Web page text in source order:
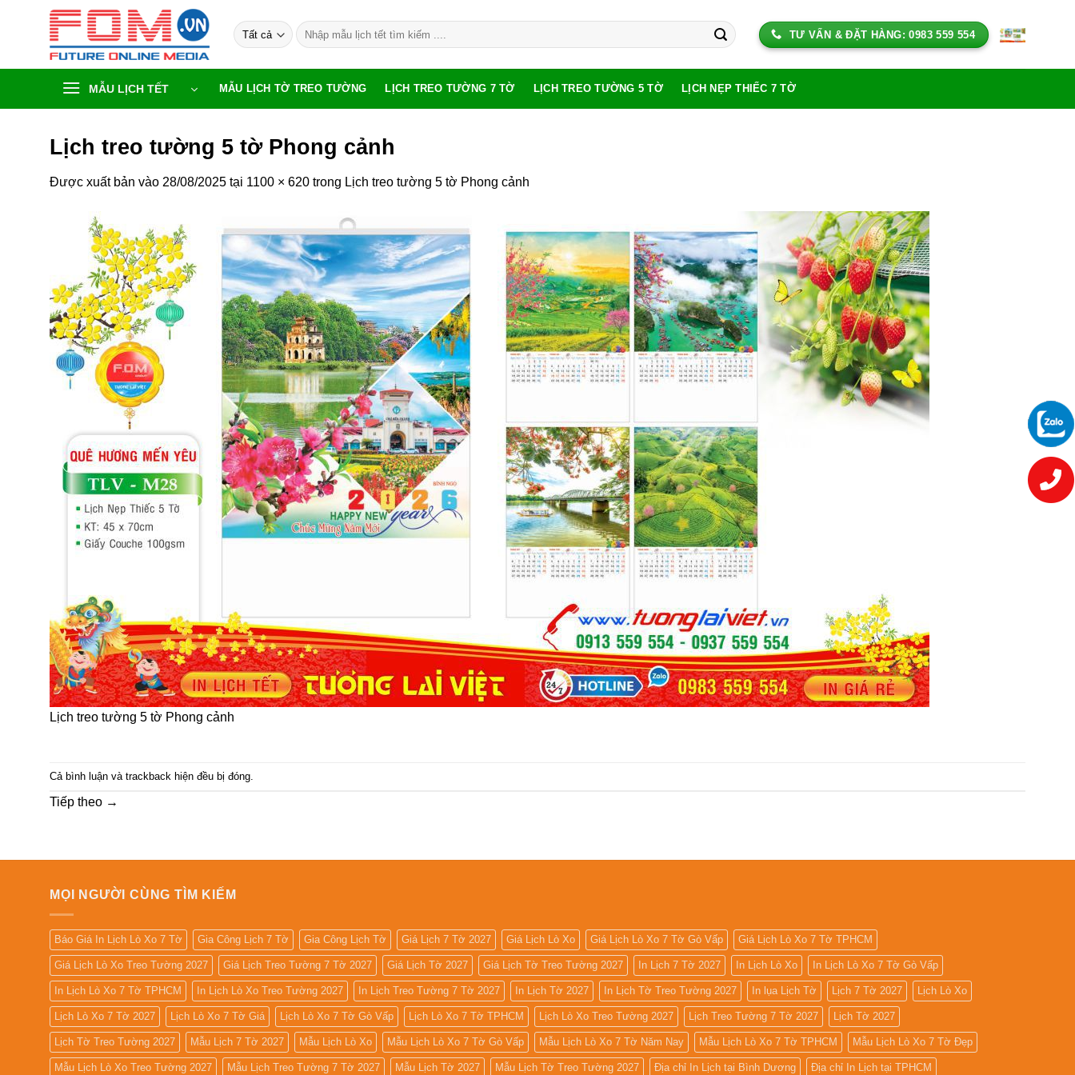
dung
Tìm
kiếm:
TƯ VẤN & ĐẶT HÀNG: 0983 559 554
MẪU LỊCH TẾT MẪU LỊCH TỜ TREO TƯỜNG LỊCH TREO TƯỜNG 7 TỜ LỊCH TREO TƯỜNG 5 TỜ LỊCH NẸP THIẾC 7 TỜ
Lịch treo tường 5 tờ Phong cảnh
Được xuất bản vào 28/08/2025 tại 1100 × 620 trong Lịch treo tường 5 tờ Phong cảnh
Lịch treo tường 5 tờ Phong cảnh
Cả bình luận và trackback hiện đều bị đóng.
Tiếp theo →
MỌI NGƯỜI CÙNG TÌM KIẾM
Báo Giá In Lịch Lò Xo 7 Tờ Gia Công Lịch 7 Tờ Gia Công Lịch Tờ Giá Lịch 7 Tờ 2027 Giá Lịch Lò Xo Giá Lịch Lò Xo 7 Tờ Gò Vấp Giá Lịch Lò Xo 7 Tờ TPHCM
Giá Lịch Lò Xo Treo Tường 2027 Giá Lịch Treo Tường 7 Tờ 2027 Giá Lịch Tờ 2027 Giá Lịch Tờ Treo Tường 2027 In Lịch 7 Tờ 2027 In Lịch Lò Xo In Lịch Lò Xo 7 Tờ Gò Vấp
In Lịch Lò Xo 7 Tờ TPHCM In Lịch Lò Xo Treo Tường 2027 In Lịch Treo Tường 7 Tờ 2027 In Lịch Tờ 2027 In Lịch Tờ Treo Tường 2027 In lụa Lịch Tờ Lịch 7 Tờ 2027 Lịch Lò Xo
Lịch Lò Xo 7 Tờ 2027 Lịch Lò Xo 7 Tờ Giá Lịch Lò Xo 7 Tờ Gò Vấp Lịch Lò Xo 7 Tờ TPHCM Lịch Lò Xo Treo Tường 2027 Lịch Treo Tường 7 Tờ 2027 Lịch Tờ 2027
Lịch Tờ Treo Tường 2027 Mẫu Lịch 7 Tờ 2027 Mẫu Lịch Lò Xo Mẫu Lịch Lò Xo 7 Tờ Gò Vấp Mẫu Lịch Lò Xo 7 Tờ Năm Nay Mẫu Lịch Lò Xo 7 Tờ TPHCM Mẫu Lịch Lò Xo 7 Tờ Đẹp
Mẫu Lịch Lò Xo Treo Tường 2027 Mẫu Lịch Treo Tường 7 Tờ 2027 Mẫu Lịch Tờ 2027 Mẫu Lịch Tờ Treo Tường 2027 Địa chỉ In Lịch tại Bình Dương Địa chỉ In Lịch tại TPHCM